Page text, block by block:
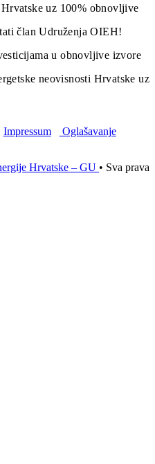
uz 100% obnovljive
član Udruženja OIEH!
u obnovljive izvore
neovisnosti Hrvatske uz
Impressum
Oglašavanje
Hrvatske – GU • Sva prava